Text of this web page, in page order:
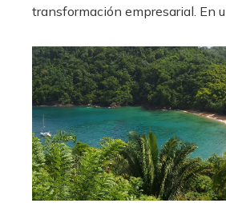
transformación empresarial. En